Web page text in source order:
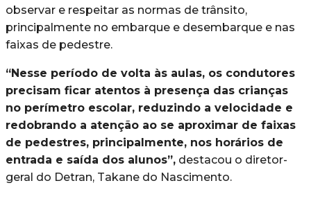
observar e respeitar as normas de trânsito,
principalmente no embarque e desembarque e nas
faixas de pedestre.
“Nesse período de volta às aulas, os condutores
precisam ficar atentos à presença das crianças
no perímetro escolar, reduzindo a velocidade e
redobrando a atenção ao se aproximar de faixas
de pedestres, principalmente, nos horários de
entrada e saída dos alunos”, destacou o diretor-
geral do Detran, Takane do Nascimento.